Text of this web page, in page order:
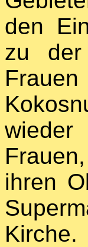
den
zu der
ihren
Kirche.